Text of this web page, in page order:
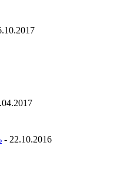
- 22.10.2016